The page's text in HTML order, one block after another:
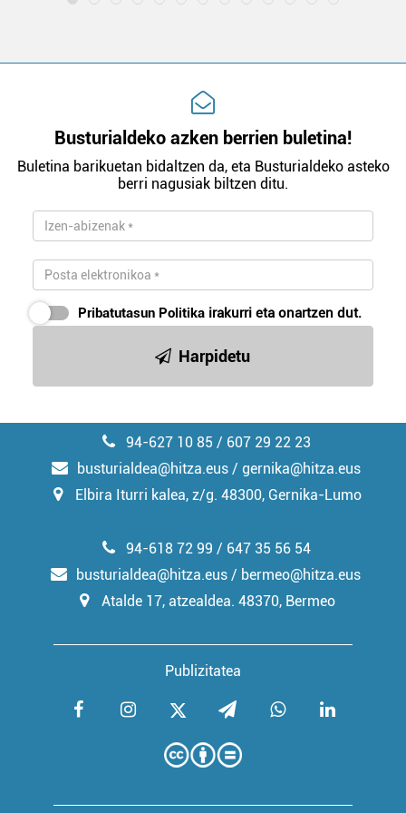
Busturialdeko azken berrien buletina!
Buletina barikuetan bidaltzen da, eta Busturialdeko asteko
berri nagusiak biltzen ditu.
Pribatutasun Politika irakurri eta onartzen dut.
Harpidetu
94-627 10 85 / 607 29 22 23
busturialdea@hitza.eus / gernika@hitza.eus
Elbira Iturri kalea, z/g. 48300, Gernika-Lumo
Publizitatea
94-618 72 99 / 647 35 56 54
busturialdea@hitza.eus / bermeo@hitza.eus
Atalde 17, atzealdea. 48370, Bermeo